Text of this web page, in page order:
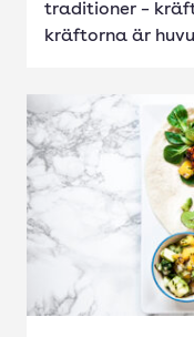
traditioner –
kräftorna är